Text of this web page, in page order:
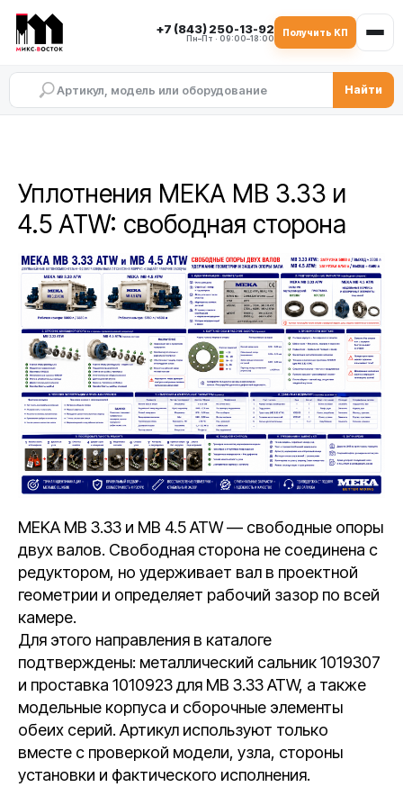
+7 (843) 250-13-92
Пн–Пт · 09:00–18:00
Получить КП
Найти
Уплотнения MEKA MB 3.33 и
4.5 ATW: свободная сторона
MEKA MB 3.33 и MB 4.5 ATW — свободные опоры
двух валов. Свободная сторона не соединена с
редуктором, но удерживает вал в проектной
геометрии и определяет рабочий зазор по всей
камере.
Для этого направления в каталоге
подтверждены: металлический сальник 1019307
и проставка 1010923 для MB 3.33 ATW, а также
модельные корпуса и сборочные элементы
обеих серий. Артикул используют только
вместе с проверкой модели, узла, стороны
установки и фактического исполнения.